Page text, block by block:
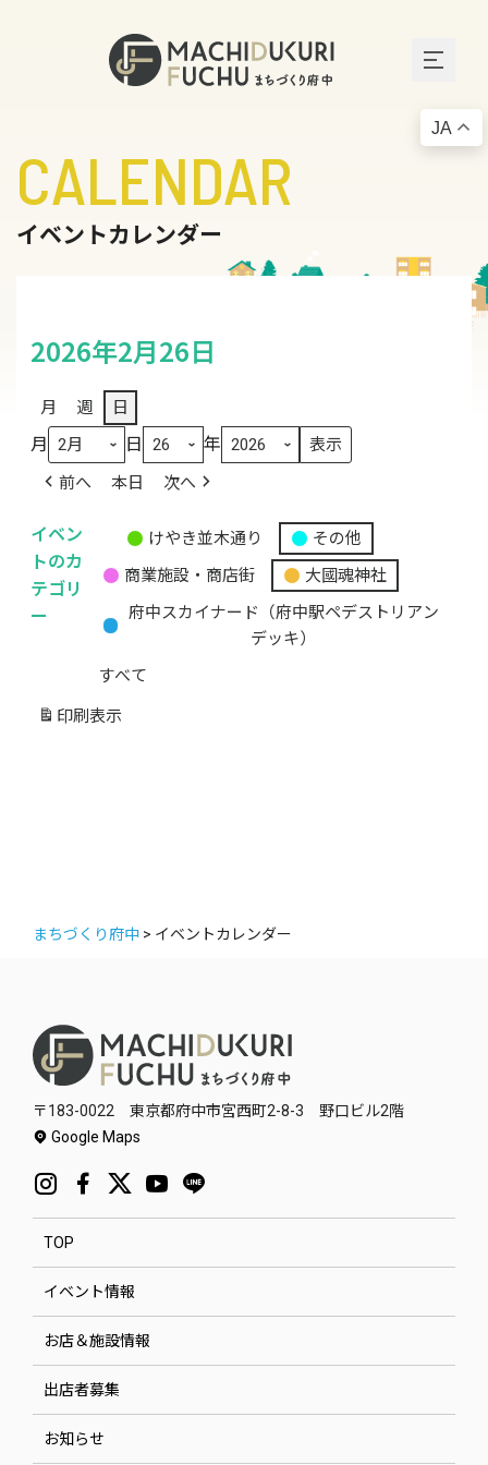
CALENDAR
イベントカレンダー
2026年2月26日
月 週 日
月 日 年
前へ 本日 次へ
イベン
トのカ
テゴリ
ー
題
カ
ゴ
リ
けやき並木通り
その他
商業施設・商店街
大國魂神社
府中スカイナード（府中駅ペデストリアン
デッキ）
すべて
印刷 表示
まちづくり府中 > イベントカレンダー
〒183-0022 東京都府中市宮西町2-8-3 野口ビル2階
Google Maps
TOP
イベント情報
お店＆施設情報
出店者募集
お知らせ
JA